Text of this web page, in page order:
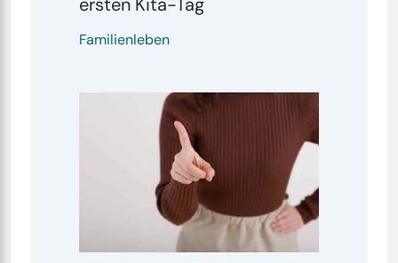
ersten Kita-Tag
Familienleben